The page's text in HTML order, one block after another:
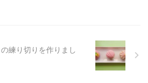
練り切りを作りまし